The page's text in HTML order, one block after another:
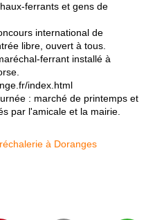
ferrants et gens de
international de
libre, ouvert à tous.
ferrant installé à
index.html
: marché de printemps et
par l'amicale et la mairie.